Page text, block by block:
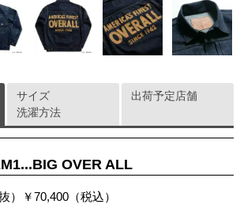
OVER ALL
）￥70,400（税込）
サイズ
洗濯方法
出荷予定店舗